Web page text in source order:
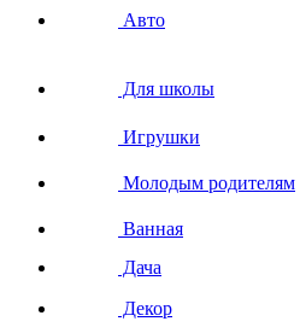
Авто
Для школы
Игрушки
Молодым родителям
Ванная
Дача
Декор